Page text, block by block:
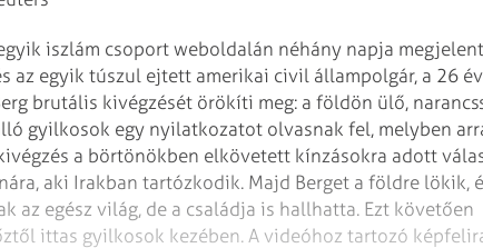
iszlám csoport weboldalán néhány napja
az egyik túszul ejtett amerikai civil állampolgár, a 26
brutális kivégzését örökíti meg: a földön ülő,
gyilkosok egy nyilatkozatot olvasnak fel, melyben
a börtönökben elkövetett kínzásokra adott
aki Irakban tartózkodik. Majd Berget a földre lökik,
az egész világ, de a családja is hallhatta. Ezt követően
ittas gyilkosok kezében. A videóhoz tartozó